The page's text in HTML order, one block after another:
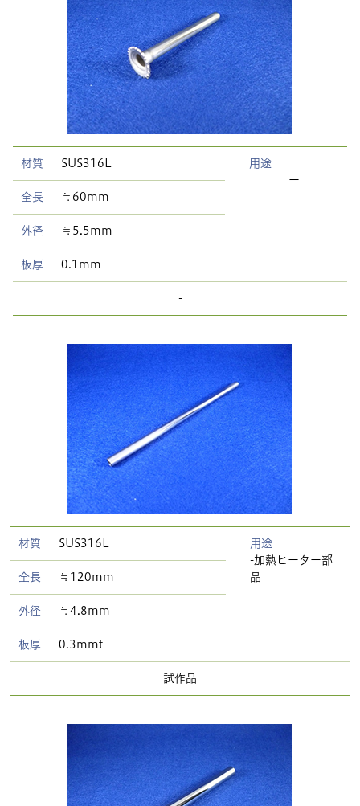
材質 SUS316L
全長 ≒60mm
外径 ≒5.5mm
板厚 0.1mm
用途
ー
-
材質 SUS316L
全長 ≒120mm
外径 ≒4.8mm
板厚 0.3mmt
用途
-加熱ヒーター部
品
試作品